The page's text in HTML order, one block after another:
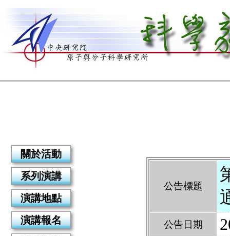
關於活動
系列演講
演講地點
演講報名
公告標題
公告日期